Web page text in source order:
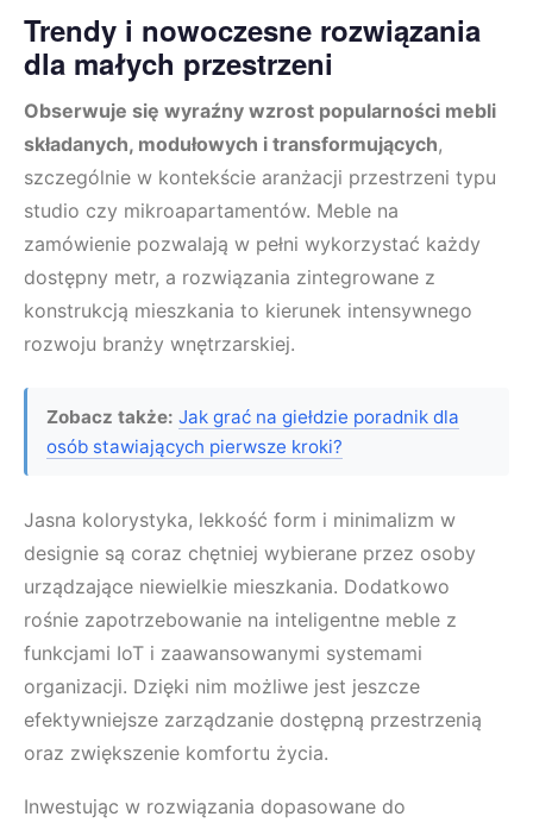
Trendy i nowoczesne rozwiązania
dla małych przestrzeni
Obserwuje się wyraźny wzrost popularności mebli
składanych, modułowych i transformujących,
szczególnie w kontekście aranżacji przestrzeni typu
studio czy mikroapartamentów. Meble na
zamówienie pozwalają w pełni wykorzystać każdy
dostępny metr, a rozwiązania zintegrowane z
konstrukcją mieszkania to kierunek intensywnego
rozwoju branży wnętrzarskiej.
Zobacz także: Jak grać na giełdzie poradnik dla
osób stawiających pierwsze kroki?
Jasna kolorystyka, lekkość form i minimalizm w
designie są coraz chętniej wybierane przez osoby
urządzające niewielkie mieszkania. Dodatkowo
rośnie zapotrzebowanie na inteligentne meble z
funkcjami IoT i zaawansowanymi systemami
organizacji. Dzięki nim możliwe jest jeszcze
efektywniejsze zarządzanie dostępną przestrzenią
oraz zwiększenie komfortu życia.
Inwestując w rozwiązania dopasowane do